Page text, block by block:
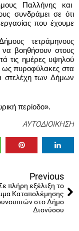
Παλλήνης και
συνδράμει σε ότι
που έχουμε
τετράμηνους
βοηθήσουν στους
τις ημέρες υψηλού
ως πυροφύλακες στα
στελέχη των Δήμων
περίοδο».
ΑΥΤΟΔΙΟΙΚΗΣΗ
Previous
πλήρη εξέλιξη το
Καταπολέμησης
στο Δήμο
Διονύσου